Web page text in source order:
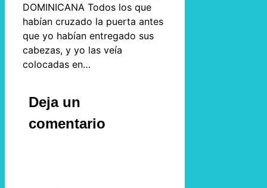
DOMINICANA Todos los que
habían cruzado la puerta antes
que yo habían entregado sus
cabezas, y yo las veía
colocadas en…
Deja un
comentario